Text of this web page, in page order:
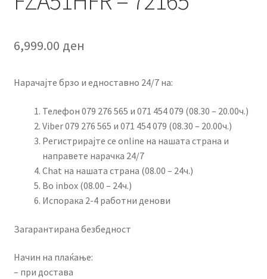
6,999.00 ден
Нарачајте брзо и едноставно 24/7 на:
Телефон 079 276 565 и 071 454 079 (08.30 – 20.00ч.)
Viber 079 276 565 и 071 454 079 (08.30 – 20.00ч.)
Регистрирајте се online на нашата страна и
направете нарачка 24/7
Chat на нашата страна (08.00 – 24ч.)
Во inbox (08.00 – 24ч.)
Испорака 2-4 работни денови
Загарантирана безбедност
Начин на плаќање:
– при достава